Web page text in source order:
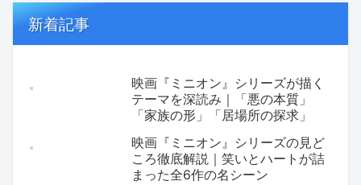
新着記事
映画『ミニオン』シリーズが描く
テーマを深読み｜「悪の本質」
「家族の形」「居場所の探求」
映画『ミニオン』シリーズの見ど
ころ徹底解説｜笑いとハートが詰
まった全6作の名シーン